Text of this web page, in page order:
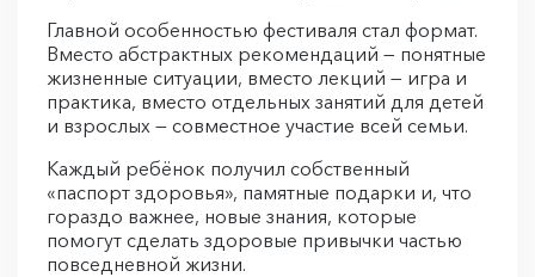
Главной особенностью фестиваля стал формат.
Вместо абстрактных рекомендаций — понятные
жизненные ситуации, вместо лекций — игра и
практика, вместо отдельных занятий для детей
и взрослых — совместное участие всей семьи.
Каждый ребёнок получил собственный
«паспорт здоровья», памятные подарки и, что
гораздо важнее, новые знания, которые
помогут сделать здоровые привычки частью
повседневной жизни.